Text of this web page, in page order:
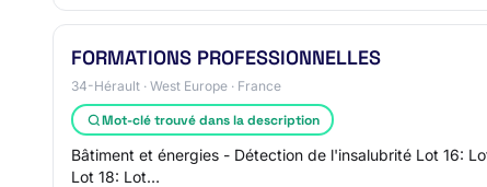
FORMATIONS PROFESSIONNELLES
34-Hérault · West Europe · France
Mot-clé trouvé dans la description
Bâtiment et énergies - Détection de l'insalubrité Lot 16:
Lot 18: Lot…